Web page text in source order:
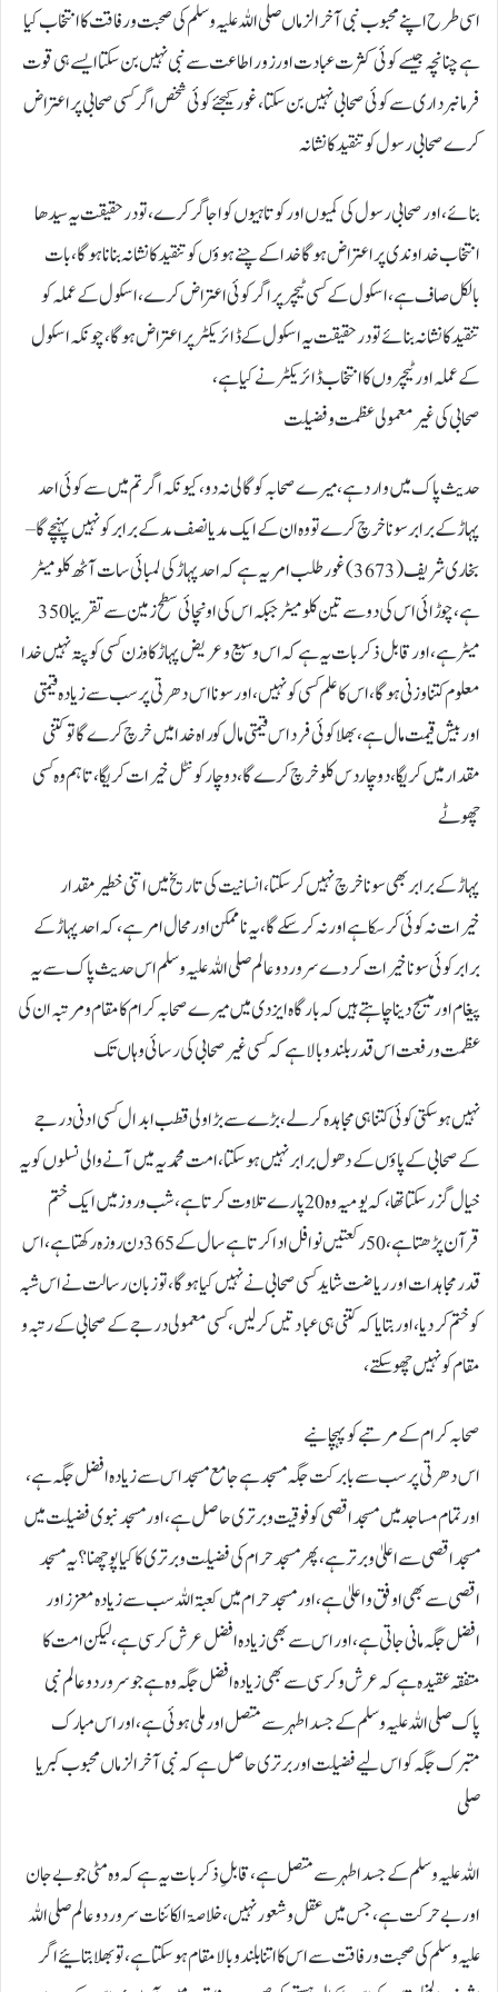
اسی طرح اپنے محبوب نبی آخر الزماں صلی اللہ علیہ وسلم کی صحبت و رفاقت کا انتخاب کیا
ہے چنانچہ جیسے کوئی کثرت عبادت اور زور اطاعت سے نبی نہیں بن سکتا ایسے ہی قوت
فرمانبرداری سے کوئی صحابی نہیں بن سکتا، غور کیجئے کوئی شخص اگر کسی صحابی پر اعتراض
کرے صحابی رسول کو تنقید کا نشانہ
بنائے، اور صحابی رسول کی کمیوں اور کوتاہیوں کو اجاگر کرے ،تو درحقیقت یہ سیدھا
انتخاب خداوندی پر اعتراض ہوگا خدا کے چنے ہوؤں کو تنقید کا نشانہ بنانا ہوگا، بات
بالکل صاف ہے، اسکول کے کسی ٹیچر پر اگر کوئی اعتراض کرے،اسکول کے عملہ کو
تنقید کا نشانہ بنائے تو درحقیقت یہ اسکول کے ڈائریکٹر پر اعتراض ہوگا ،چونکہ اسکول
کے عملہ اور ٹیچروں کا انتخاب ڈائریکٹر نے کیا ہے،
صحابی کی غیر معمولی عظمت وفضیلت
حدیث پاک میں وارد ہے ، میرے صحابہ کو گالی نہ دو، کیونکہ اگر تم میں سے کوئی احد
پہاڑ کے برابر سونا خرچ کرے تو وہ ان کے ایک مد یا نصف مد کے برابر کو نہیں پہنچےگا –
بخاری شریف (3673) غور طلب امر یہ ہے کہ احد پہاڑ کی لمبائی سات آٹھ کلومیٹر
ہے، چوڑائی اس کی دو سے تین کلومیٹر جبکہ اس کی اونچائی سطح زمین سے تقریبا 350
میٹر ہے، اور قابل ذکر بات یہ ہے کہ اس وسیع و عریض پہاڑ کا وزن کسی کو پتہ نہیں خدا
معلوم کتنا وزنی ہوگا، اس کا علم کسی کو نہیں،اور سونا اس دھرتی پر سب سے زیادہ قیمتی
اور بیش قیمت مال ہے، بھلا کوئی فرد اس قیمتی مال کو راہ خدا میں خرچ کرے گا تو کتنی
مقدار میں کریگا، دو چار دس کلو خرچ کرے گا، دو چار کونٹل خیرات کر یگا، تاہم وہ کسی
چھوٹے
پہاڑ کے برابر بھی سونا خرچ نہیں کر سکتا،انسانیت کی تاریخ میں اتنی خطیر مقدار
خیرات نہ کوئی کر سکا ہے اور نہ کر سکے گا، یہ ناممکن اور محال امر ہے، کہ احد پہاڑ کے
برابر کوئی سونا خیرات کر دے سرور دوعالم صلی اللہ علیہ وسلم اس حدیث پاک سے یہ
پیغام اور میسج دینا چاہتے ہیں کہ بارگاہ ایزدی میں میرے صحابہ کرام کا مقام و مرتبہ ان کی
عظمت و رفعت اس قدر بلند وبالا ہے کہ کسی غیر صحابی کی رسائی وہاں تک
نہیں ہو سکتی کوئی کتنا ہی مجاہدہ کرلے، بڑے سے بڑا ولی قطب ابدال کسی ادنی درجے
کے صحابی کے پاؤں کے دھول برابر نہیں ہو سکتا، امت محمدیہ میں آنے والی نسلوں کو یہ
خیال گزر سکتا تھا ،کہ یومیہ وہ 20 پارے تلاوت کرتا ہے، شب و روز میں ایک ختم
قرآن پڑھتا ہے، 50 رکعتیں نوافل ادا کرتا ہے سال کے 365 دن روزہ رکھتا ہے، اس
قدر مجاہدات اور ریاضت شاید کسی صحابی نے نہیں کیا ہوگا، تو زبان رسالت نے اس شبہ
کو ختم کردیا، اور بتایا کہ کتنی ہی عبادتیں کرلیں، کسی معمولی درجے کے صحابی کے رتبہ و
مقام کو نہیں چھو سکتے،
صحابہ کرام کے مرتبے کو پہچانیے
اس دھرتی پر سب سے بابرکت جگہ مسجد ہے جامع مسجد اس سے زیادہ افضل جگہ ہے،
اور تمام مساجد میں مسجد اقصی کو فوقیت و برتری حاصل ہے، اور مسجد نبوی فضیلت میں
مسجد اقصی سے اعلیٰ و برتر ہے، پھر مسجد حرام کی فضیلت و برتری کا کیا پوچھنا ؟ یہ مسجد
اقصی سے بھی اوفق و اعلیٰ ہے ، اور مسجد حرام میں کعبۃ اللہ سب سے زیادہ معزز اور
افضل جگہ مانی جاتی ہے، اور اس سے بھی زیادہ افضل عرش کرسی ہے، لیکن امت کا
متفقہ عقیدہ ہے کہ عرش و کرسی سے بھی زیادہ افضل جگہ وہ ہے جو سرور دو عالم نبی
پاک صلی اللہ علیہ وسلم کے جسد اطہر سے متصل اور ملی ہوئی ہے، اور اس مبارک
متبرک جگہ کو اس لیے فضیلت اور برتری حاصل ہے کہ نبی آخر الزماں محبوب کبریا
صلی
اللہ علیہ وسلم کے جسد اطہر سے متصل ہے، قابلِ ذکر بات یہ ہے کہ وہ مٹی جو بے جان
اور بے حرکت ہے، جس میں عقل و شعور نہیں، خلاصۃ الکائنات سرور دو عالم صلی اللہ
علیہ وسلم کی صحبت و رفاقت سے اس کا اتنا بلند و بالا مقام ہو سکتا ہے، تو بھلا بتائیے اگر